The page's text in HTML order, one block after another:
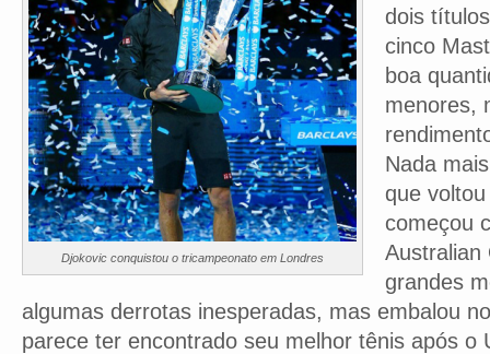
Djokovic conquistou o tricampeonato em Londres
dois
cinco
boa
menores,
Nada
que
começou
Australian
grandes
algumas derrotas inesperadas, mas embalou
parece ter encontrado seu melhor tênis após o